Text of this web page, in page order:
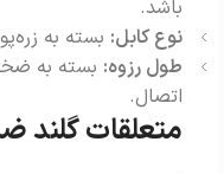
باشد.
نوع کابل: بسته به
طول رزوه: بسته به
اتصال.
متعلقات گلند